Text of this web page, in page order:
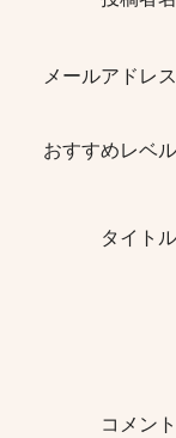
メールアドレス
おすすめレベル
タイトル
コメント